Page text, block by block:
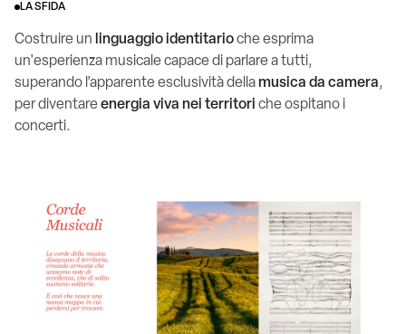
LA SFIDA
Costruire un linguaggio identitarioche esprima
un'esperienza musicale capace di parlare a tutti,
superando l’apparente esclusività dellamusica da camera,
per diventareenergia viva nei territori che ospitano i
concerti.